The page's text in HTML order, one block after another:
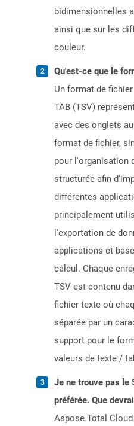
bidimensionnelles
ainsi que sur les
couleur.
Qu'est-ce que le
Un format de
TAB (TSV)
avec des onglets
format de fichier,
pour l'organisation
structurée afin
différentes
principalement
l'exportation de
applications et
calcul. Chaque
TSV est contenu
fichier texte où
séparée par un
support pour le
valeurs de texte /
Je ne trouve pas le
préférée. Que
Aspose.Total